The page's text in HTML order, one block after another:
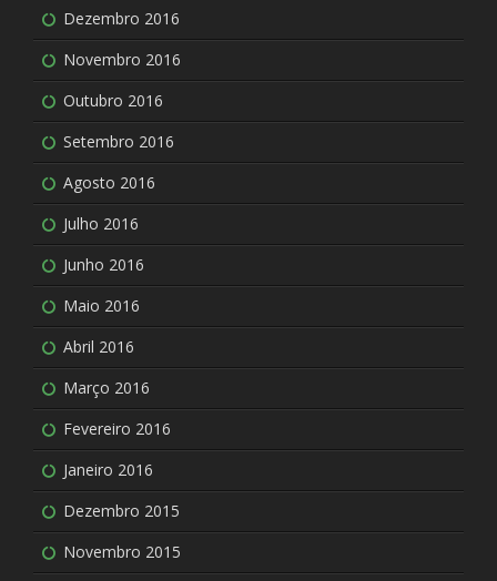
Dezembro 2016
Novembro 2016
Outubro 2016
Setembro 2016
Agosto 2016
Julho 2016
Junho 2016
Maio 2016
Abril 2016
Março 2016
Fevereiro 2016
Janeiro 2016
Dezembro 2015
Novembro 2015